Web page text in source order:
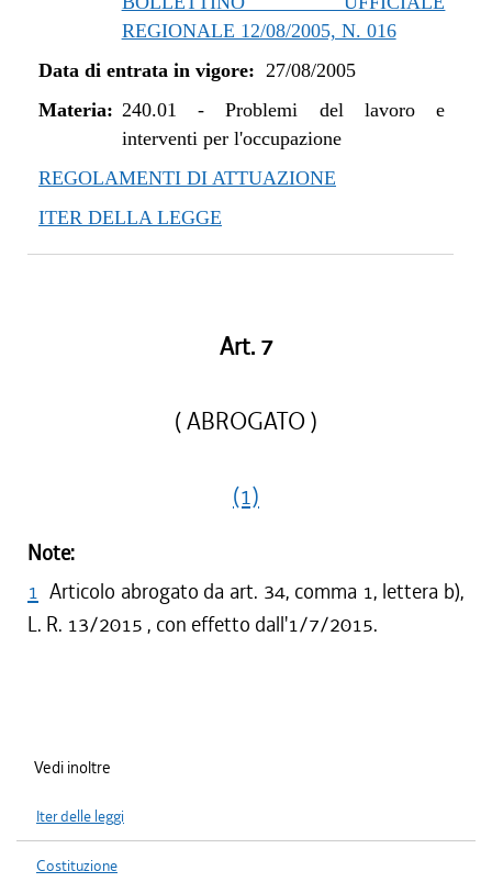
REGIONALE 12/08/2005, N. 016
Data di entrata in vigore: 27/08/2005
Materia: 240.01 -Problemi del lavoro e
interventi per l'occupazione
REGOLAMENTI DI ATTUAZIONE
ITER DELLA LEGGE
Art. 7
( ABROGATO )
(1)
Note:
1 Articolo abrogato da art. 34, comma 1, lettera b),
L. R. 13/2015 , con effetto dall'1/7/2015.
Vedi inoltre
Iter delle leggi
Costituzione